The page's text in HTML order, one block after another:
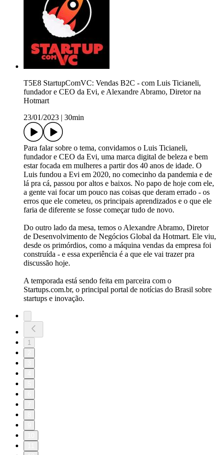
T5E8 StartupComVC: Vendas B2C - com Luis Ticianeli,
fundador e CEO da Evi, e Alexandre Abramo, Diretor na
Hotmart
23/01/2023
30min
Para falar sobre o tema, convidamos o Luis Ticianeli,
fundador e CEO da Evi, uma marca digital de beleza e bem
estar focada em mulheres a partir dos 40 anos de idade. O
Luis fundou a Evi em 2020, no comecinho da pandemia e de
lá pra cá, passou por altos e baixos. No papo de hoje com ele,
a gente vai focar um pouco nas coisas que deram errado - os
erros que ele cometeu, os principais aprendizados e o que ele
faria de diferente se fosse começar tudo de novo.
Do outro lado da mesa, temos o Alexandre Abramo, Diretor
de Desenvolvimento de Negócios Global da Hotmart. Ele viu,
desde os primórdios, como a máquina vendas da empresa foi
construída - e essa experiência é a que ele vai trazer pra
discussão hoje.
A temporada está sendo feita em parceira com o
Startups.com.br, o principal portal de notícias do Brasil sobre
startups e inovação.
1